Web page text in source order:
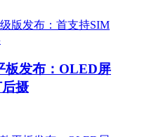
板发布：OLED屏
摄